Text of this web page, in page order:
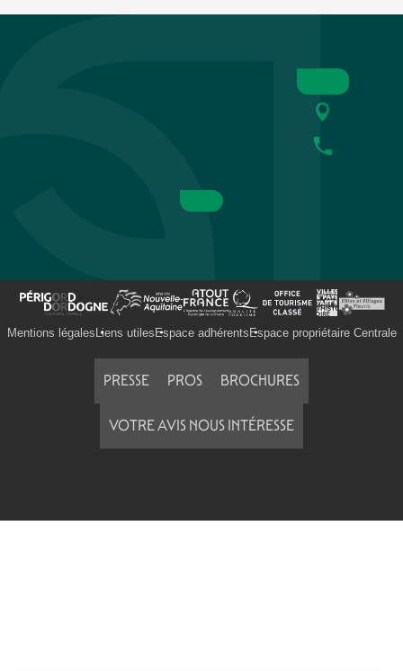
Mentions légales Liens utiles Espace adhérents Espace propriétaire Centrale
PRESSE PROS BROCHURES
VOTRE AVIS NOUS INTÉRESSE